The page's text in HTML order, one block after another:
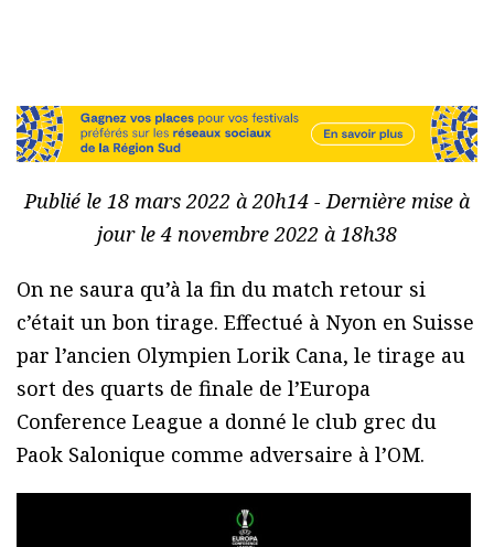
Publié le 18 mars 2022 à 20h14 - Dernière mise à
jour le 4 novembre 2022 à 18h38
On ne saura qu’à la fin du match retour si
c’était un bon tirage. Effectué à Nyon en Suisse
par l’ancien Olympien Lorik Cana, le tirage au
sort des quarts de finale de l’Europa
Conference League a donné le club grec du
Paok Salonique comme adversaire à l’OM.